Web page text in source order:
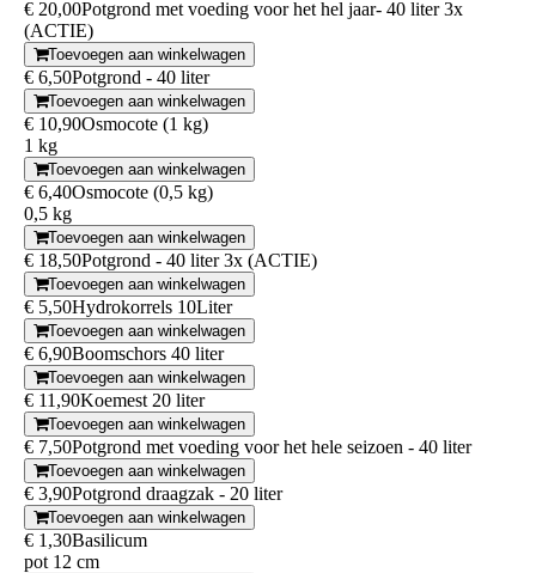
€ 20,00Potgrond met voeding voor het hel jaar- 40 liter 3x
(ACTIE)
Toevoegen aan winkelwagen
€ 6,50Potgrond - 40 liter
Toevoegen aan winkelwagen
€ 10,90Osmocote (1 kg)
1 kg
Toevoegen aan winkelwagen
€ 6,40Osmocote (0,5 kg)
0,5 kg
Toevoegen aan winkelwagen
€ 18,50Potgrond - 40 liter 3x (ACTIE)
Toevoegen aan winkelwagen
€ 5,50Hydrokorrels 10Liter
Toevoegen aan winkelwagen
€ 6,90Boomschors 40 liter
Toevoegen aan winkelwagen
€ 11,90Koemest 20 liter
Toevoegen aan winkelwagen
€ 7,50Potgrond met voeding voor het hele seizoen - 40 liter
Toevoegen aan winkelwagen
€ 3,90Potgrond draagzak - 20 liter
Toevoegen aan winkelwagen
€ 1,30Basilicum
pot 12 cm